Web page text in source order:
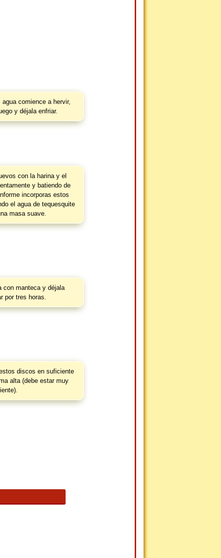
comience a hervir,
y déjala enfriar.
con la harina y el
y batiendo de
incorporas estos
el agua de tequesquite
masa suave.
con manteca y déjala
por tres horas.
discos en suficiente
alta (debe estar muy